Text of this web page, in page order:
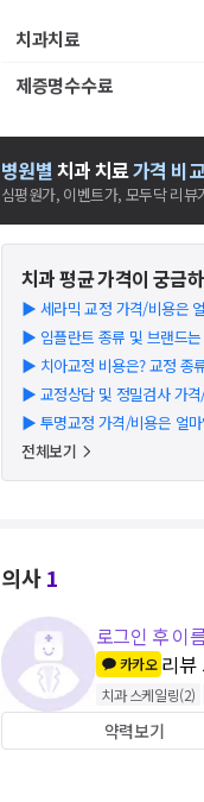
치과치료
제증명수수료
병원별 치과치료가격 비
심평원가, 이벤트가, 모두닥 리뷰
치과평균 가격이 궁금
▶ 세라믹 교정 가격/비용은
▶ 임플란트 종류 및 브랜드
▶ 치아교정 비용은? 교정 종
▶ 교정상담 및 정밀검사 가
▶ 투명교정 가격/비용은 얼
전체보기
의사1
로그인 후 이
카카오 리뷰
치과 스케일링(2)
약력보기